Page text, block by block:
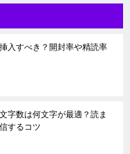
入すべき？開封率や精読率
字数は何文字が最適？読ま
するコツ